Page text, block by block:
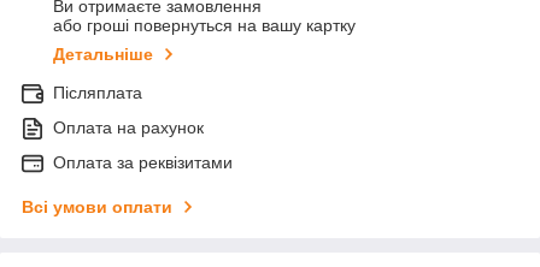
Ви отримаєте замовлення
або гроші повернуться на вашу картку
Детальніше
Післяплата
Оплата на рахунок
Оплата за реквізитами
Всі умови оплати